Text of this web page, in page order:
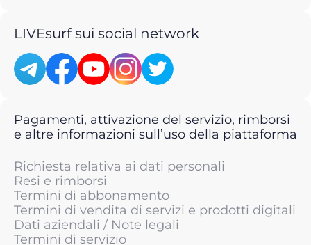
LIVEsurf sui social network
Pagamenti, attivazione del servizio, rimborsi
e altre informazioni sull’uso della piattaforma
Richiesta relativa ai dati personali
Resi e rimborsi
Termini di abbonamento
Termini di vendita di servizi e prodotti digitali
Dati aziendali / Note legali
Termini di servizio